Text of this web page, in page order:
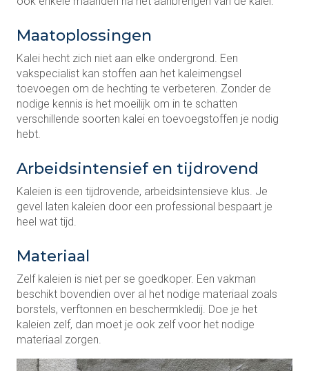
Maatoplossingen
Kalei hecht zich niet aan elke ondergrond. Een
vakspecialist kan stoffen aan het kaleimengsel
toevoegen om de hechting te verbeteren. Zonder de
nodige kennis is het moeilijk om in te schatten
verschillende soorten kalei en toevoegstoffen je nodig
hebt.
Arbeidsintensief en tijdrovend
Kaleien is een tijdrovende, arbeidsintensieve klus. Je
gevel laten kaleien door een professional bespaart je
heel wat tijd.
Materiaal
Zelf kaleien is niet per se goedkoper. Een vakman
beschikt bovendien over al het nodige materiaal zoals
borstels, verftonnen en beschermkledij. Doe je het
kaleien zelf, dan moet je ook zelf voor het nodige
materiaal zorgen.